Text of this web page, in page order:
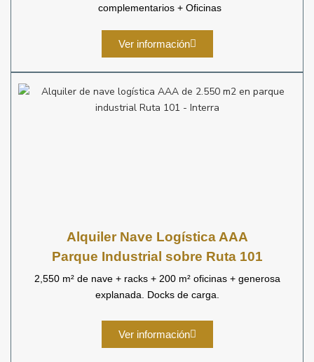
complementarios + Oficinas
Ver información
Alquiler Nave Logística AAA
Parque Industrial sobre Ruta 101
2,550 m² de nave + racks + 200 m² oficinas + generosa
explanada. Docks de carga.
Ver información